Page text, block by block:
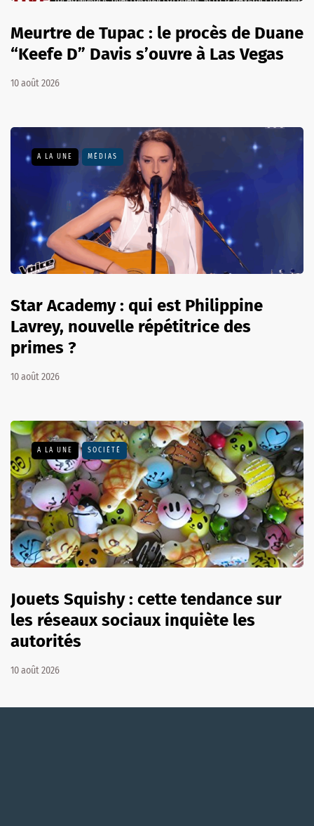
Meurtre de Tupac : le procès de Duane
“Keefe D” Davis s’ouvre à Las Vegas
10 août 2026
A LA UNE MÉDIAS
Star Academy : qui est Philippine
Lavrey, nouvelle répétitrice des
primes ?
10 août 2026
A LA UNE SOCIÉTÉ
Jouets Squishy : cette tendance sur
les réseaux sociaux inquiète les
autorités
10 août 2026